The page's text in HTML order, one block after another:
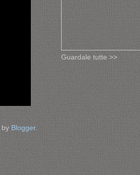
Guardale tutte >>
by Blogger.